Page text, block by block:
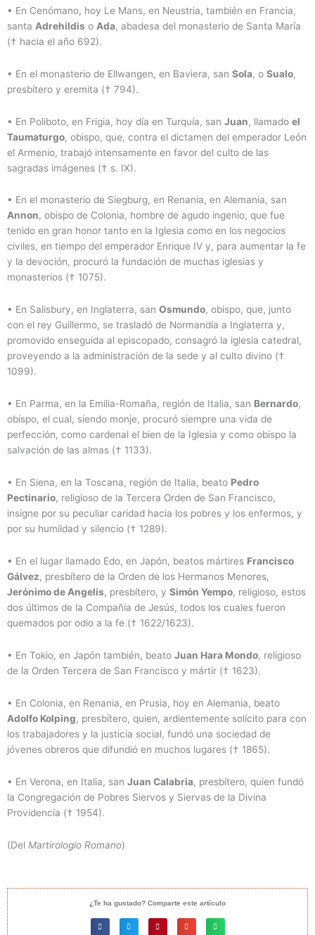
• En Cenómano, hoy Le Mans, en Neustria, también en Francia,
santa Adrehildis o Ada, abadesa del monasterio de Santa María
(† hacia el año 692).
• En el monasterio de Ellwangen, en Baviera, san Sola, o Sualo,
presbítero y eremita († 794).
• En Poliboto, en Frigia, hoy día en Turquía, san Juan, llamado el
Taumaturgo, obispo, que, contra el dictamen del emperador León
el Armenio, trabajó intensamente en favor del culto de las
sagradas imágenes († s. IX).
• En el monasterio de Siegburg, en Renania, en Alemania, san
Annon, obispo de Colonia, hombre de agudo ingenio, que fue
tenido en gran honor tanto en la Iglesia como en los negocios
civiles, en tiempo del emperador Enrique IV y, para aumentar la fe
y la devoción, procuró la fundación de muchas iglesias y
monasterios († 1075).
• En Salisbury, en Inglaterra, san Osmundo, obispo, que, junto
con el rey Guillermo, se trasladó de Normandía a Inglaterra y,
promovido enseguida al episcopado, consagró la iglesia catedral,
proveyendo a la administración de la sede y al culto divino (†
1099).
• En Parma, en la Emilia-Romaña, región de Italia, san Bernardo,
obispo, el cual, siendo monje, procuró siempre una vida de
perfección, como cardenal el bien de la Iglesia y como obispo la
salvación de las almas († 1133).
• En Siena, en la Toscana, región de Italia, beato Pedro
Pectinario, religioso de la Tercera Orden de San Francisco,
insigne por su peculiar caridad hacia los pobres y los enfermos, y
por su humildad y silencio († 1289).
• En el lugar llamado Edo, en Japón, beatos mártires Francisco
Gálvez, presbítero de la Orden de los Hermanos Menores,
Jerónimo de Angelis, presbítero, y Simón Yempo, religioso, estos
dos últimos de la Compañía de Jesús, todos los cuales fueron
quemados por odio a la fe († 1622/1623).
• En Tokio, en Japón también, beato Juan Hara Mondo, religioso
de la Orden Tercera de San Francisco y mártir († 1623).
• En Colonia, en Renania, en Prusia, hoy en Alemania, beato
Adolfo Kolping, presbítero, quien, ardientemente solícito para con
los trabajadores y la justicia social, fundó una sociedad de
jóvenes obreros que difundió en muchos lugares († 1865).
• En Verona, en Italia, san Juan Calabria, presbítero, quien fundó
la Congregación de Pobres Siervos y Siervas de la Divina
Providencia († 1954).
(Del Martirologio Romano)
¿Te ha gustado? Comparte este artículo